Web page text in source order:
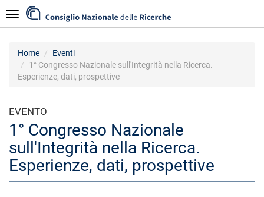
al
contenuto
Navigazione
Home
Eventi
1° Congresso Nazionale sull'Integrità nella Ricerca.
Esperienze, dati, prospettive
EVENTO
1° Congresso Nazionale
sull'Integrità nella Ricerca.
Esperienze, dati, prospettive